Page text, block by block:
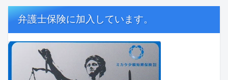
弁護士保険に加入しています。